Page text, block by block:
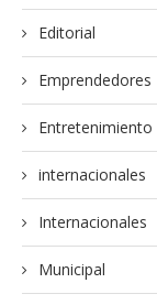
Editorial
Emprendedores
Entretenimiento
internacionales
Internacionales
Municipal